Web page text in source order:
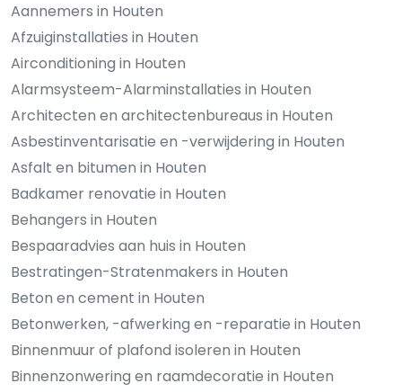
Aannemers in Houten
Afzuiginstallaties in Houten
Airconditioning in Houten
Alarmsysteem-Alarminstallaties in Houten
Architecten en architectenbureaus in Houten
Asbestinventarisatie en -verwijdering in Houten
Asfalt en bitumen in Houten
Badkamer renovatie in Houten
Behangers in Houten
Bespaaradvies aan huis in Houten
Bestratingen-Stratenmakers in Houten
Beton en cement in Houten
Betonwerken, -afwerking en -reparatie in Houten
Binnenmuur of plafond isoleren in Houten
Binnenzonwering en raamdecoratie in Houten